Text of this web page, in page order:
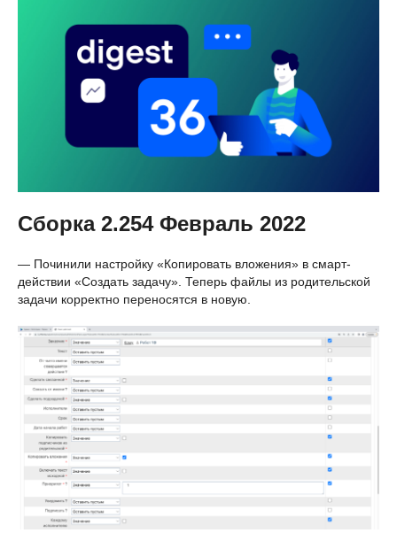
Сборка 2.254 Февраль 2022
— Починили настройку «Копировать вложения» в смарт-
действии «Создать задачу». Теперь файлы из родительской
задачи корректно переносятся в новую.